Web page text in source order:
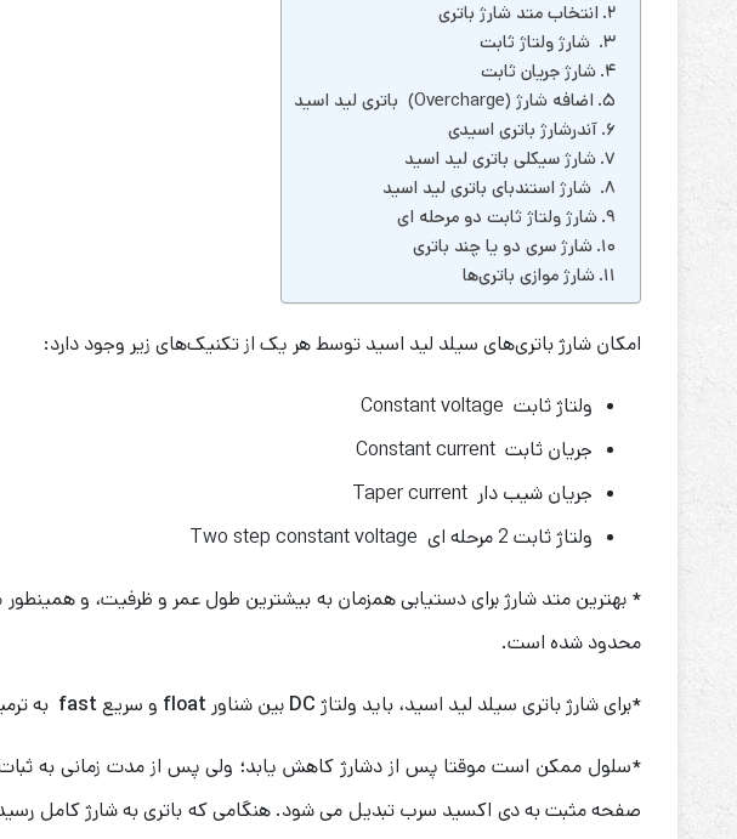
انتخاب متد شارژ باتری
شارژ ولتاژ ثابت
شارژ جریان ثابت
اضافه شارژ (Overcharge) باتری لید اسید
آندرشارژ باتری اسیدی
شارژ سیکلی باتری لید اسید
شارژ استندبای باتری لید اسید
شارژ ولتاژ ثابت دو مرحله ای
شارژ سری دو یا چند باتری
شارژ موازی باتری‌ها
امکان شارژ باتری‌های سیلد لید اسید توسط هر یک از تکنیک‌های زیر وجود دارد:
ولتاژ ثابت Constant voltage
جریان ثابت Constant current
جریان شیب دار Taper current
ولتاژ ثابت 2 مرحله ای Two step constant voltage
* بهترین متد شارژ برای دستیابی همزمان به بیشترین طول عمر و ظرفیت، و
محدود شده است.
*برای شارژ باتری سیلد لید اسید، باید ولتاژ DC بین شناور float و سریعfast به
*سلول ممکن است موقتا پس از دشارژ کاهش یابد؛ ولی پس از مدت زمانی به
صفحه مثبت به دی اکسید سرب تبدیل می شود. هنگامی که باتری به شارژ کامل